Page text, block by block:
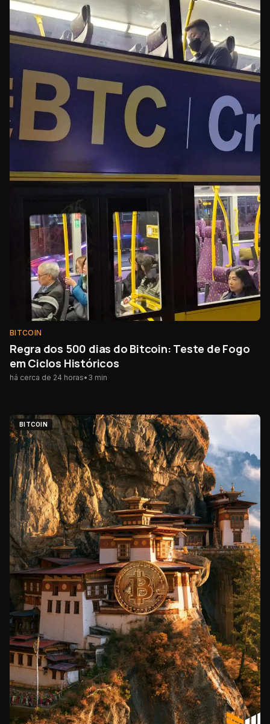
BITCOIN
Regra dos 500 dias do Bitcoin: Teste de Fogo
em Ciclos Históricos
há cerca de 24 horas• 3 min
BITCOIN